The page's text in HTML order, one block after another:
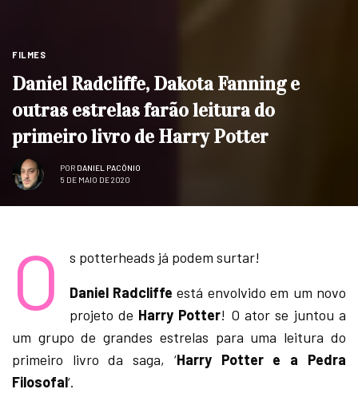
FILMES
Daniel Radcliffe, Dakota Fanning e
outras estrelas farão leitura do
primeiro livro de Harry Potter
POR DANIEL PACÔNIO
5 DE MAIO DE 2020
O
s potterheads já podem surtar!
Daniel Radcliffe está envolvido em um novo
projeto de Harry Potter! O ator se juntou a
um grupo de grandes estrelas para uma leitura do
primeiro livro da saga, ‘Harry Potter e a Pedra
Filosofal‘.